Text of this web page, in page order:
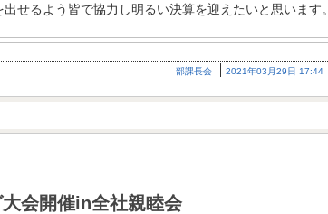
せるよう皆で協力し明るい決算を迎えたいと思います。
部課長会 2021年03月29日 17:44
会開催in全社親睦会